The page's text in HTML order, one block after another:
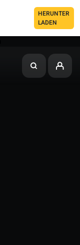
HERUNTER
LADEN